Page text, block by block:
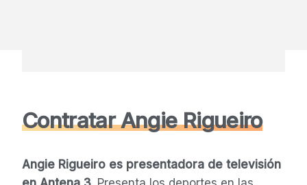
Contratar Angie Rigueiro
Angie Rigueiro es presentadora de televisión